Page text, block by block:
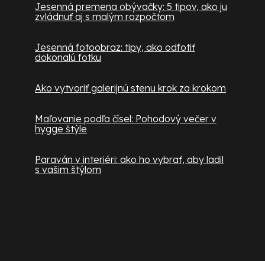
Jesenná premena obývačky: 5 tipov, ako ju
zvládnuť aj s malým rozpočtom
Jesenná fotoobraz: tipy, ako odfotiť
dokonalú fotku
Ako vytvoriť galerijnú stenu krok za krokom
Maľovanie podľa čísel: Pohodový večer v
hygge štýle
Paraván v interiéri: ako ho vybrať, aby ladil
s vašim štýlom